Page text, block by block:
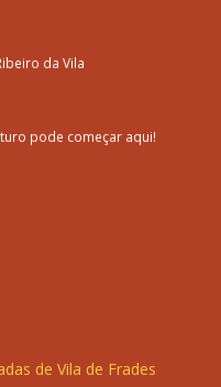
da Vila
pode começar aqui!
de Vila de Frades